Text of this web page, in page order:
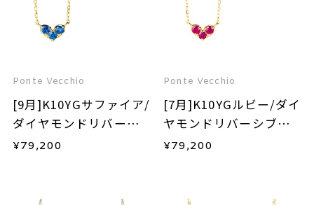
Ponte Vecchio
[9月]K10YGサファイア/
ダイヤモンドリバーシ
ブルネックレス
¥79,200
Ponte Vecchio
[7月]K10YGルビー/ダイ
ヤモンドリバーシブル
ネックレス
¥79,200